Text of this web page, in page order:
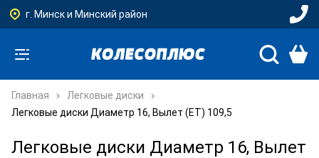
г. Минск и Минский район
Главная
Легковые диски
Легковые диски Диаметр 16, Вылет (ET) 109,5
Легковые диски Диаметр 16, Вылет